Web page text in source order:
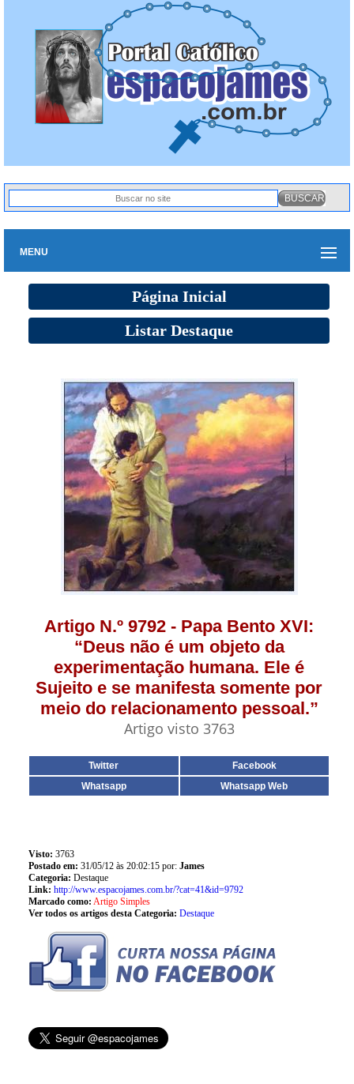
MENU
Página Inicial
Listar Destaque
Artigo N.º 9792 - Papa Bento XVI:
“Deus não é um objeto da
experimentação humana. Ele é
Sujeito e se manifesta somente por
meio do relacionamento pessoal.”
Artigo visto 3763
Twitter
Facebook
Whatsapp
Whatsapp Web
Visto: 3763
Postado em: 31/05/12 às 20:02:15 por: James
Categoria: Destaque
Link: http://www.espacojames.com.br/?cat=41&id=9792
Marcado como: Artigo Simples
Ver todos os artigos desta Categoria: Destaque